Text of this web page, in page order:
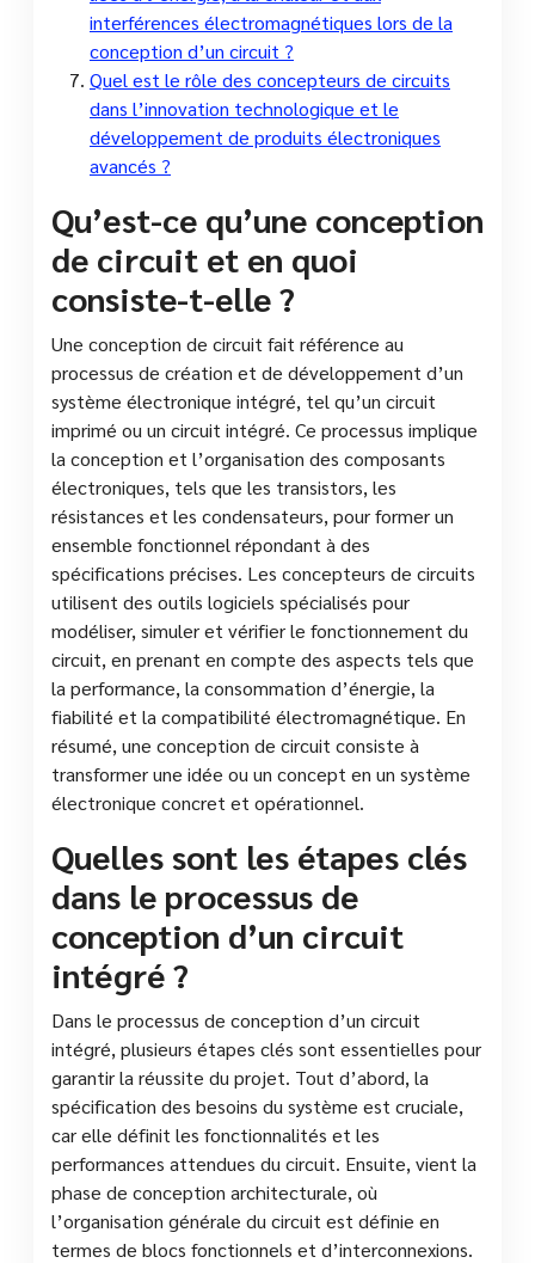
interférences électromagnétiques lors de la
conception d’un circuit ?
Quel est le rôle des concepteurs de circuits
dans l’innovation technologique et le
développement de produits électroniques
avancés ?
Qu’est-ce qu’une conception
de circuit et en quoi
consiste-t-elle ?
Une conception de circuit fait référence au
processus de création et de développement d’un
système électronique intégré, tel qu’un circuit
imprimé ou un circuit intégré. Ce processus implique
la conception et l’organisation des composants
électroniques, tels que les transistors, les
résistances et les condensateurs, pour former un
ensemble fonctionnel répondant à des
spécifications précises. Les concepteurs de circuits
utilisent des outils logiciels spécialisés pour
modéliser, simuler et vérifier le fonctionnement du
circuit, en prenant en compte des aspects tels que
la performance, la consommation d’énergie, la
fiabilité et la compatibilité électromagnétique. En
résumé, une conception de circuit consiste à
transformer une idée ou un concept en un système
électronique concret et opérationnel.
Quelles sont les étapes clés
dans le processus de
conception d’un circuit
intégré ?
Dans le processus de conception d’un circuit
intégré, plusieurs étapes clés sont essentielles pour
garantir la réussite du projet. Tout d’abord, la
spécification des besoins du système est cruciale,
car elle définit les fonctionnalités et les
performances attendues du circuit. Ensuite, vient la
phase de conception architecturale, où
l’organisation générale du circuit est définie en
termes de blocs fonctionnels et d’interconnexions.